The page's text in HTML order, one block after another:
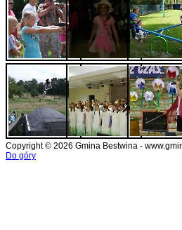
Copyright © 2026 Gmina Bestwina -
Do góry